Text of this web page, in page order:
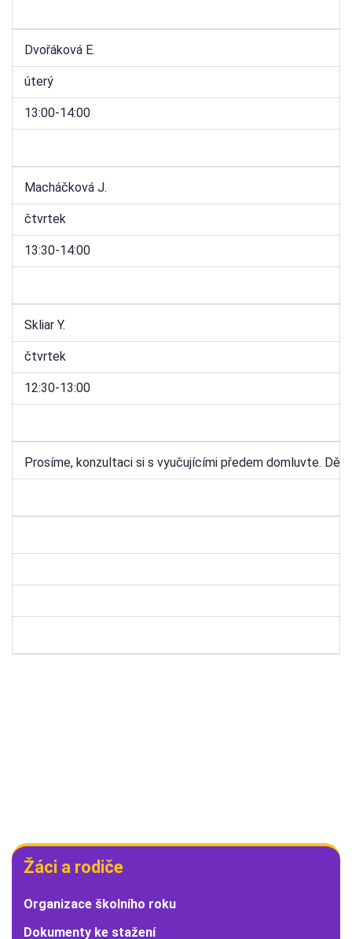
Žáci
rodiče
Žáci a rodiče
Organizace školního roku
Dokumenty ke stažení
Dvořáková E.
úterý
13:00-14:00
Macháčková J.
čtvrtek
13:30-14:00
Skliar Y.
čtvrtek
12:30-13:00
Prosíme, konzultaci si s vyučujícími předem domluvte.